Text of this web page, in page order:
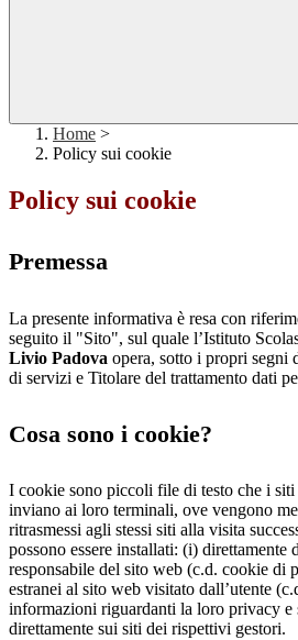
Home >
Policy sui cookie
Policy sui cookie
Premessa
La presente informativa è resa con
seguito il "Sito", sul quale l’Istituto
Livio Padova opera, sotto i propri segni
di servizi e Titolare del trattamento dati
Cosa sono i cookie?
I cookie sono piccoli file di testo che i
inviano ai loro terminali, ove vengono
ritrasmessi agli stessi siti alla visita
possono essere installati: (i) direttamente
responsabile del sito web (c.d. cookie di
estranei al sito web visitato dall’utente
informazioni riguardanti la loro privacy e
direttamente sui siti dei rispettivi gestori.